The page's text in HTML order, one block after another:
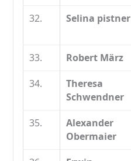
32. Selina pistner
33. Robert März
34.
Theresa
Schwendner
35.
Alexander
Obermaier